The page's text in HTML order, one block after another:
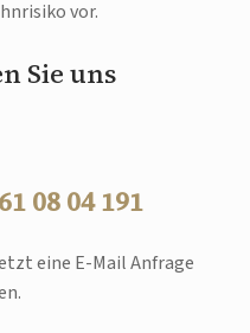
vor.
Sie uns
08 04 191
eine E-Mail Anfrage